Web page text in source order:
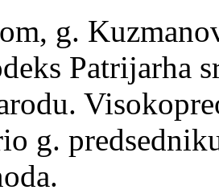
g.
Patrijarha
g.